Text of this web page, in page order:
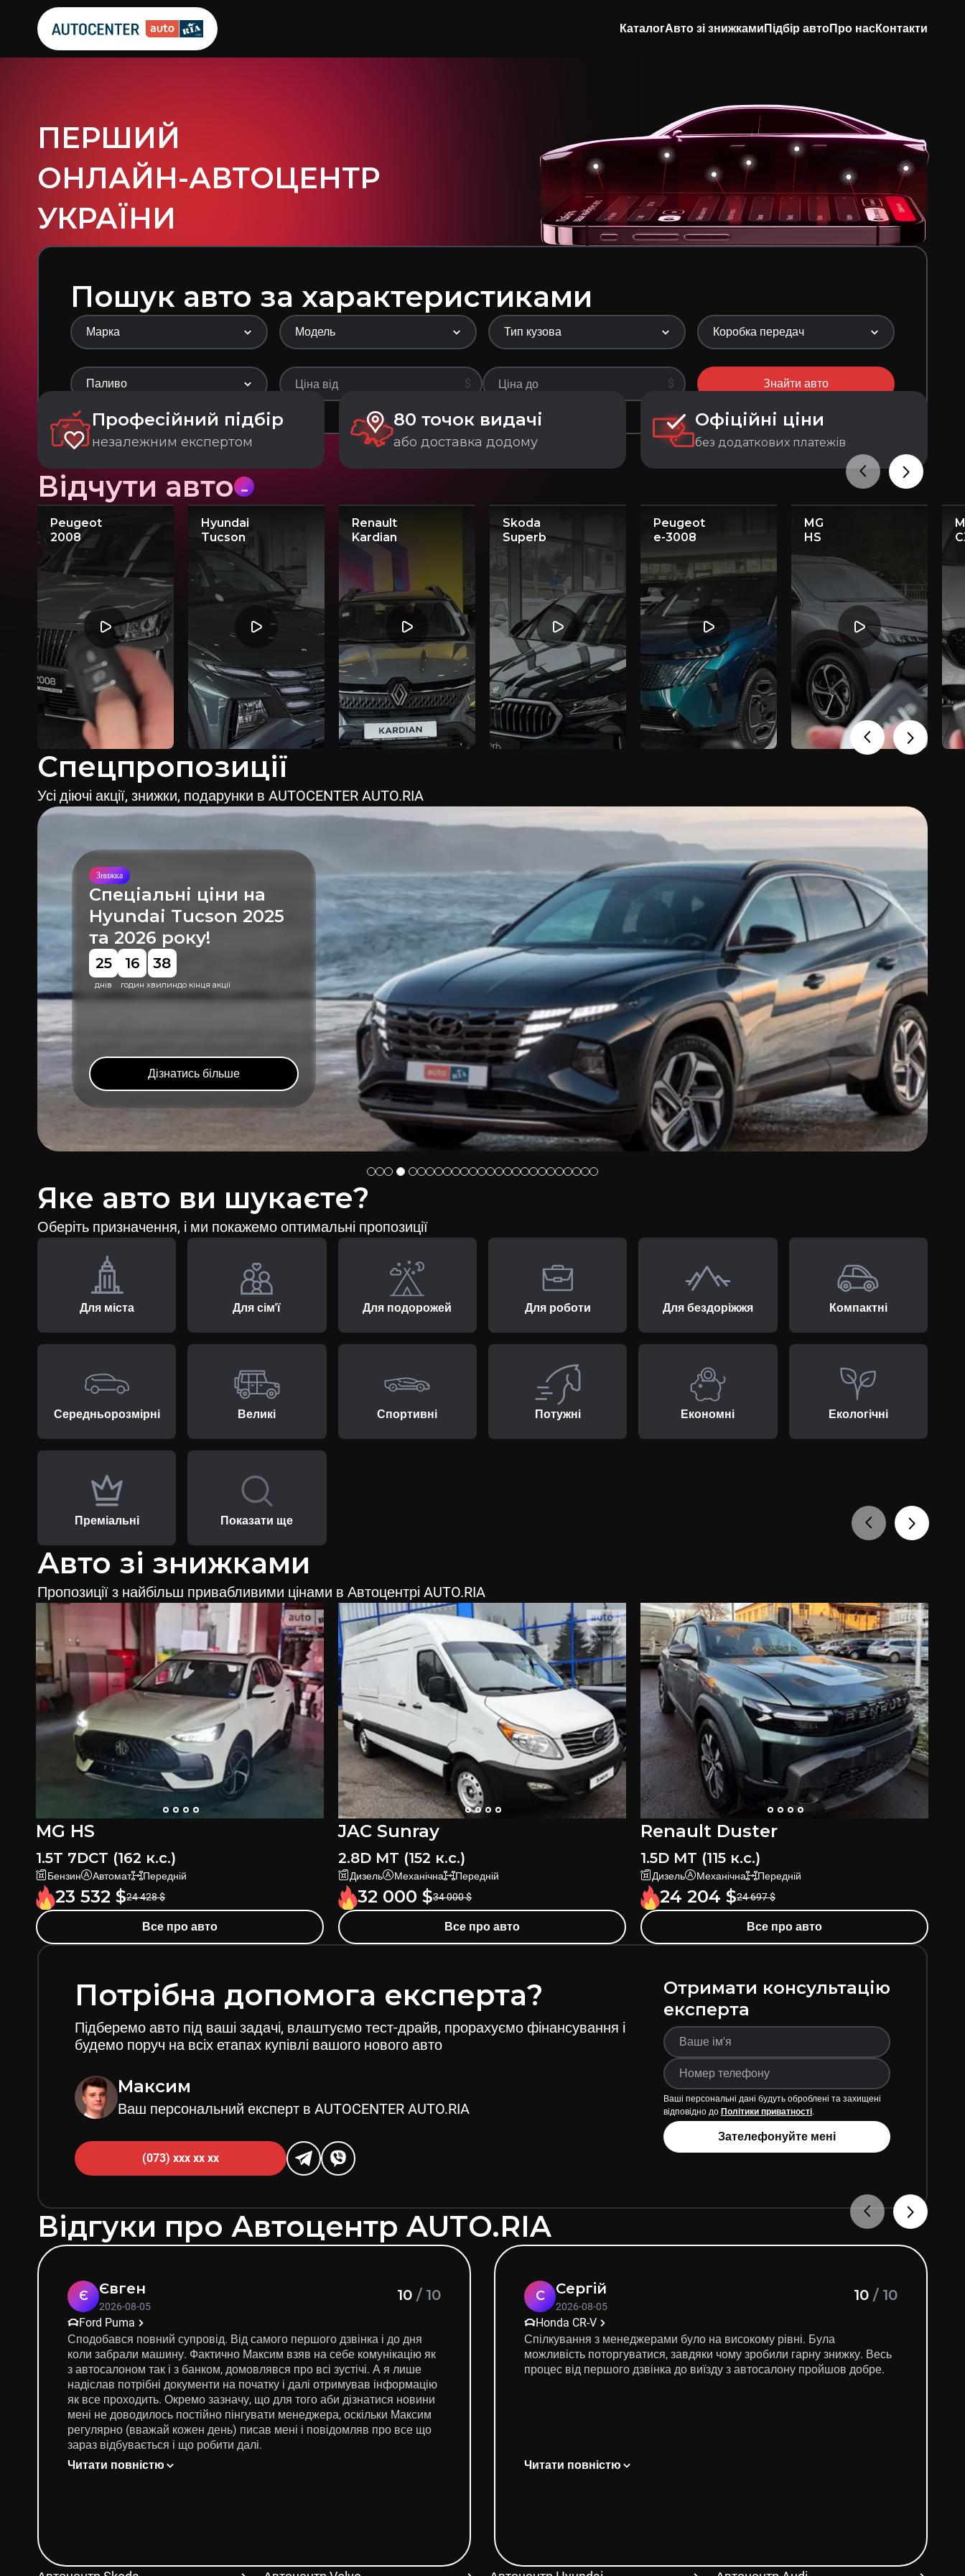
КаталогАвто зі знижкамиПідбір автоПро насКонтакти
ПЕРШИЙ
ОНЛАЙН-АВТОЦЕНТР
УКРАЇНИ
Пошук авто за характеристиками
Марка Модель Тип кузова
Паливо $ $
Коробка передач
Знайти авто
Професійний підбір
незалежним експертом
80 точок видачі
або доставка додому
Офіційні ціни
без додаткових платежів
Відчути авто
Peugeot
2008
Hyundai
Tucson
Renault
Kardian
Skoda
Superb
Peugeot
e-3008
MG
HS
Спецпропозиції
Усі діючі акції, знижки, подарунки в AUTOCENTER AUTO.RIA
Знижка
Знижка до 142 100грн
на всі автомобілі
Mazda CX-30 2026
року в Україні!
23 16 38
Дізнатись більше
Яке авто ви шукаєте?
Оберіть призначення, і ми покажемо оптимальні пропозиції
Для міста Для сім'ї Для подорожей Для роботи Для бездоріжжя Компактні
Середньорозмірні Великі Спортивні Потужні Економні Екологічні
Преміальні Показати ще
Авто зі знижками
Пропозиції з найбільш привабливими цінами в Автоцентрі AUTO.RIA
MG HS
1.5T 7DCT (162 к.с.)
Бензин Автомат Передній
23 532 $24 428$
Все про авто
JAC Sunray
2.8D MT (152 к.с.)
Дизель Механічна Передній
32 000 $34 000$
Все про авто
Renault Duster
1.5D MT (115 к.с.)
Дизель Механічна Передній
24 204 $24 697$
Все про авто
Потрібна допомога експерта?
Підберемо авто під ваші задачі, влаштуємо тест-драйв, прорахуємо фінансування і
будемо поруч на всіх етапах купівлі вашого нового авто
Максим
Ваш персональний експерт в AUTOCENTER AUTO.RIA
(073) xxx xx xx
Отримати консультацію
експерта
Ваші персональні дані будуть оброблені та захищені
відповідно до Політики приватності.
Зателефонуйте мені
Відгуки про Автоцентр AUTO.RIA
Є Євген
2026-08-05
10 / 10
Ford Puma
Сподобався повний супровід. Від самого першого дзвінка і до дня
коли забрали машину. Фактично Максим взяв на себе комунікацію як
з автосалоном так і з банком, домовлявся про всі зустічі. А я лише
надіслав потрібні документи на початку і далі отримував інформацію
як все проходить. Окремо зазначу, що для того аби дізнатися новини
мені не доводилось постійно пінгувати менеджера, оскільки Максим
регулярно (вважай кожен день) писав мені і повідомляв про все що
зараз відбувається і що робити далі.
Читати повністю
С Сергій
2026-08-05
10 / 10
Honda CR-V
Спілкування з менеджерами було на високому рівні. Була
можливість поторгуватися, завдяки чому зробили гарну знижку. Весь
процес від першого дзвінка до виїзду з автосалону пройшов добре.
Читати повністю